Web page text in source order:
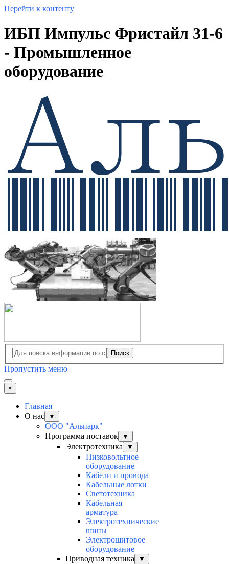
Перейти к контенту
ИБП Импульс Фристайл 31-6
- Промышленное
оборудование
Поиск
Пропустить меню
×
Главная
О нас
▼
ООО "Альпарк"
Программа поставок
▼
Электротехника ▼
Низковольтное
оборудование
Кабели и провода
Кабельные лотки
Светотехника
Кабельная
арматура
Электротехнические
шины
Электрощитовое
оборудование
Приводная техника
▼